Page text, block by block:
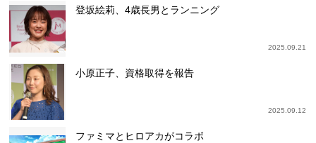
登坂絵莉、4歳長男とランニング
2025.09.21
小原正子、資格取得を報告
2025.09.12
ファミマとヒロアカがコラボ